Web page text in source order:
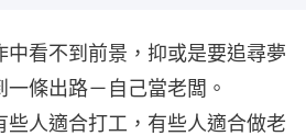
中看不到前景，抑或是要追尋夢
條出路－自己當老闆。
些人適合打工，有些人適合做老